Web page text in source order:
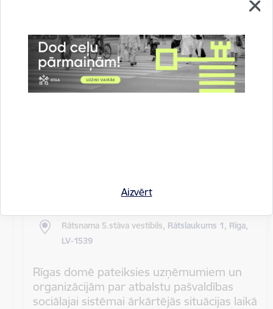
Aizvērt
14.sēde (ārkārtas)
Sēdes darba kārtība: Grozījumi Rīgas domes 2016.
gada 19. aprīļa saistošajos noteikumos Nr. 198 "Par
kārtību, kādā tiek…
Rātsnama 5.stāva vestibils, Rātslaukums 1, Rīga,
LV-1539
Rīgas domē pateiksies uzņēmumiem un
organizācijām par atbalstu pašvaldības
sociālajai sistēmai ārkārtējās situācijas laikā